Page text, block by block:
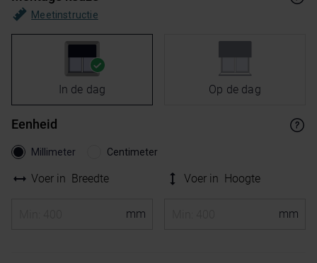
Meetinstructie
In de dag Op de dag
Eenheid
Millimeter Centimeter
Voer in Breedte Voer in Hoogte